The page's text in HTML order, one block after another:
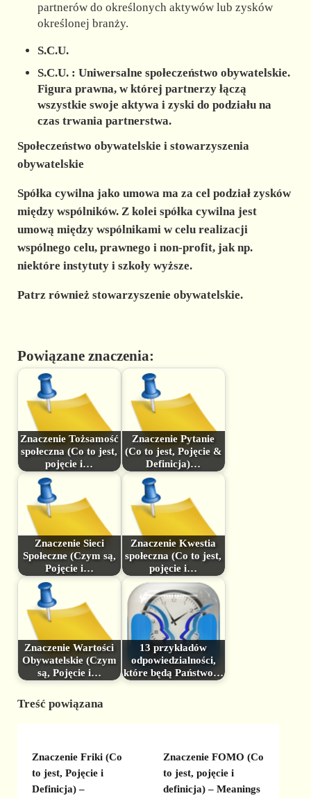
partnerów do określonych aktywów lub zysków
określonej branży.
S.C.U.
S.C.U. : Uniwersalne społeczeństwo obywatelskie.
Figura prawna, w której partnerzy łączą
wszystkie swoje aktywa i zyski do podziału na
czas trwania partnerstwa.
Społeczeństwo obywatelskie i stowarzyszenia
obywatelskie
Spółka cywilna jako umowa ma za cel podział zysków
między wspólników. Z kolei spółka cywilna jest
umową między wspólnikami w celu realizacji
wspólnego celu, prawnego i non-profit, jak np.
niektóre instytuty i szkoły wyższe.
Patrz również stowarzyszenie obywatelskie.
Powiązane znaczenia:
Znaczenie Tożsamość
społeczna (Co to jest,
pojęcie i…
Znaczenie Pytanie
(Co to jest, Pojęcie &
Definicja)…
Znaczenie Sieci
Społeczne (Czym są,
Pojęcie i…
Znaczenie Kwestia
społeczna (Co to jest,
pojęcie i…
Znaczenie Wartości
Obywatelskie (Czym
są, Pojęcie i…
13 przykładów
odpowiedzialności,
które będą Państwo…
Treść powiązana
Znaczenie Friki (Co
to jest, Pojęcie i
Definicja) –
Znaczenie FOMO (Co
to jest, pojęcie i
definicja) – Meanings